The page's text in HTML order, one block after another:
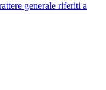
generale riferiti a